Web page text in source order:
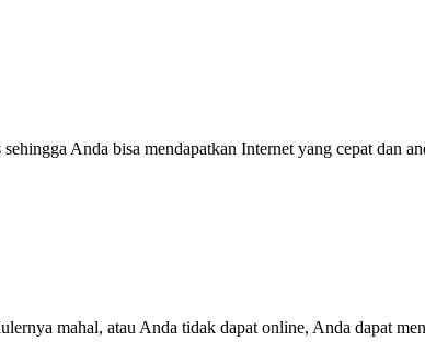
Anda bisa mendapatkan Internet yang cepat dan
mahal, atau Anda tidak dapat online, Anda dapat